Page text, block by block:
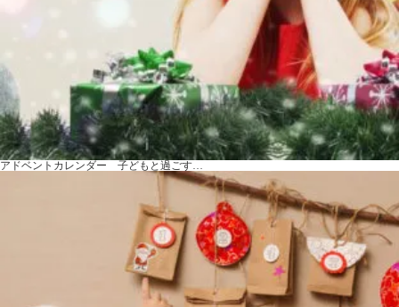
アドベントカレンダー 子どもと過ごす…